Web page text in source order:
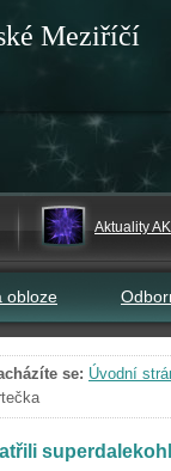
Meziříčí
Aktuality AK
obloze
se: Úvodní